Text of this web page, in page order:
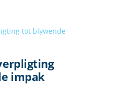
impak